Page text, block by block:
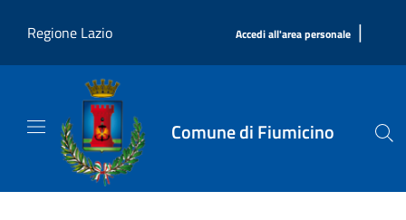
Regione Lazio
Accedi all'area personale |
Comune di Fiumicino